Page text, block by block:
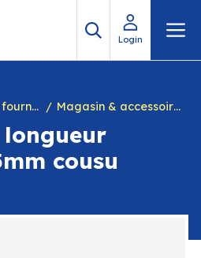
Login
Magasin & accessoires divers
cousu